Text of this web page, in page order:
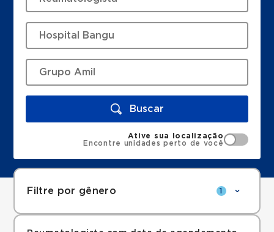
Buscar
Ative sua localização
Encontre unidades perto de você
Filtre por gênero 1